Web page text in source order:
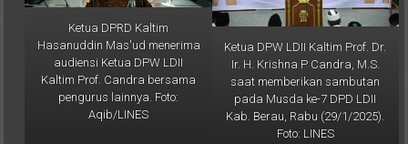
Ketua DPRD Kaltim
Hasanuddin Mas'ud menerima
audiensi Ketua DPW LDII
Kaltim Prof. Candra bersama
pengurus lainnya. Foto:
Aqib/LINES
Ketua DPW LDII Kaltim Prof. Dr.
Ir. H. Krishna P Candra, M.S.
saat memberikan sambutan
pada Musda ke-7 DPD LDII
Kab. Berau, Rabu (29/1/2025).
Foto: LINES